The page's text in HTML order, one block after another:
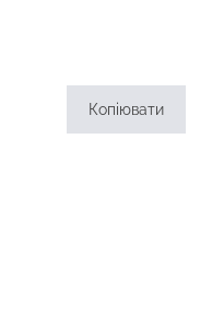
Копіювати